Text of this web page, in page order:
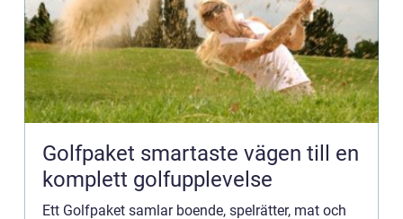
Golfpaket smartaste vägen till en
komplett golfupplevelse
Ett Golfpaket samlar boende, spelrätter, mat och